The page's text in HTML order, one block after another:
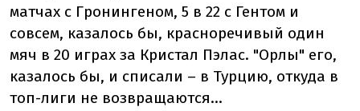
матчах с Гронингеном, 5 в 22 с Гентом и
совсем, казалось бы, красноречивый один
мяч в 20 играх за Кристал Пэлас. "Орлы" его,
казалось бы, и списали – в Турцию, откуда в
топ-лиги не возвращаются...